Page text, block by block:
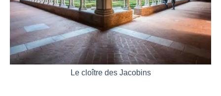
Le cloître des Jacobins